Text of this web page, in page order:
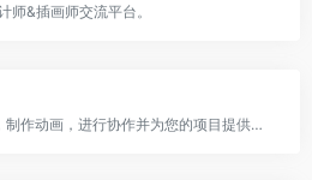
师&插画师交流平台。
直接在浏览器中设计，制作动画，进行协作并为您的项目提供广泛的资产和模板库。